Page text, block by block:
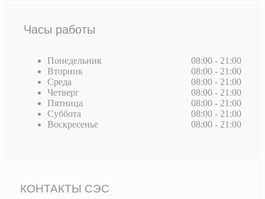
Часы работы
Понедельник
08:00 - 21:00
Вторник
08:00 - 21:00
Среда
08:00 - 21:00
Четверг
08:00 - 21:00
Пятница
08:00 - 21:00
Суббота
08:00 - 21:00
Воскресенье
08:00 - 21:00
КОНТАКТЫ СЭС